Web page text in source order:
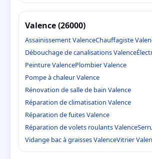
Valence (26000)
Assainissement ValenceChauffagiste
Débouchage de canalisations Valence
Peinture ValencePlombier Valence
Pompe à chaleur Valence
Rénovation de salle de bain Valence
Réparation de climatisation Valence
Réparation de fuites Valence
Réparation de volets roulants Valence
Vidange bac à graisses ValenceVitrier